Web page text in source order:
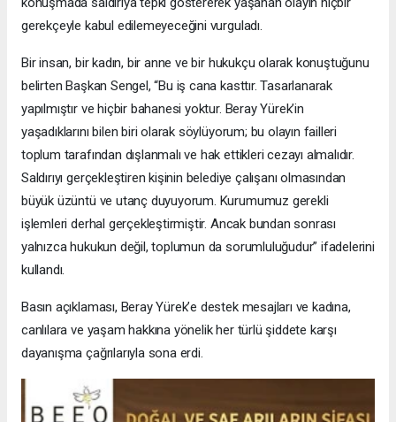
gerekçeyle kabul edilemeyeceğini vurguladı.
Bir insan, bir kadın, bir anne ve bir hukukçu olarak konuştuğunu
belirten Başkan Sengel, “Bu iş cana kasttır. Tasarlanarak
yapılmıştır ve hiçbir bahanesi yoktur. Beray Yürek’in
yaşadıklarını bilen biri olarak söylüyorum; bu olayın failleri
toplum tarafından dışlanmalı ve hak ettikleri cezayı almalıdır.
Saldırıyı gerçekleştiren kişinin belediye çalışanı olmasından
büyük üzüntü ve utanç duyuyorum. Kurumumuz gerekli
işlemleri derhal gerçekleştirmiştir. Ancak bundan sonrası
yalnızca hukukun değil, toplumun da sorumluluğudur” ifadelerini
kullandı.
Basın açıklaması, Beray Yürek’e destek mesajları ve kadına,
canlılara ve yaşam hakkına yönelik her türlü şiddete karşı
dayanışma çağrılarıyla sona erdi.